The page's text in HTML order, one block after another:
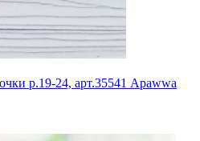
р.19-24, арт.35541 Apawwa